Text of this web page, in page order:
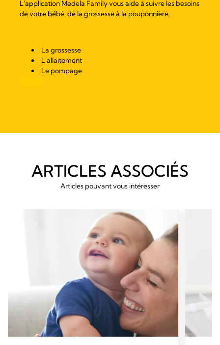
L'application Medela Family vous aide à suivre les besoins
de votre bébé, de la grossesse à la pouponnière.
La grossesse
L'allaitement
Le pompage
ARTICLES ASSOCIÉS
Articles pouvant vous intéresser